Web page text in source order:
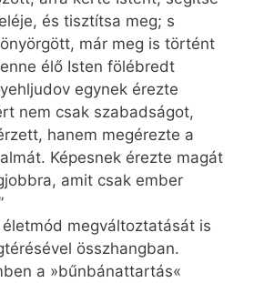
és tisztítsa meg; s
már meg is történt
élő Isten fölébredt
egynek érezte
nem csak szabadságot,
hanem megérezte a
Képesnek érezte magát
amit csak ember
megváltoztatását is
összhangban.
a »bűnbánattartás«